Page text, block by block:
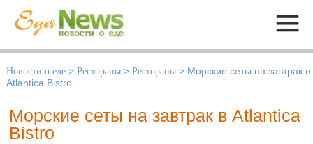
Меню
Новости о еде > Рестораны > Рестораны > Морские сеты на завтрак в
Atlantica Bistro
Морские сеты на завтрак в Atlantica
Bistro